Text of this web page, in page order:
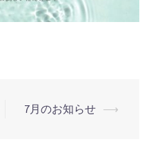
7月のお知らせ ⟶